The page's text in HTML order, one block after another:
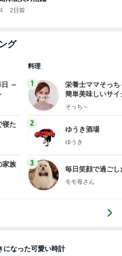
2日前
グ
～
寝た
家族
料理
1
栄養士ママそっち
簡単美味しいサイ
献立
そっち～
2
ゆうき酒場
ゆうき
3
毎日笑顔で過ごし
モモ母さん
になった可愛い時計